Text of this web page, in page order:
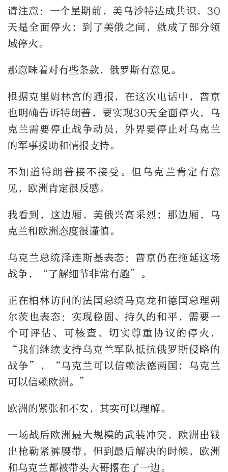
请注意：一个星期前，美乌沙特达成共识，30
天是全面停火；到了美俄之间，就成了部分领
域停火。
那意味着对有些条款，俄罗斯有意见。
根据克里姆林宫的通报，在这次电话中，普京
也明确告诉特朗普，要实现30天全面停火，乌
克兰需要停止战争动员，外界要停止对乌克兰
的军事援助和情报支持。
不知道特朗普接不接受。但乌克兰肯定有意
见，欧洲肯定很反感。
我看到，这边厢，美俄兴高采烈；那边厢，乌
克兰和欧洲态度很谨慎。
乌克兰总统泽连斯基表态：普京仍在拖延这场
战争，“了解细节非常有趣”。
正在柏林访问的法国总统马克龙和德国总理朔
尔茨也表态：实现稳固、持久的和平，需要一
个可评估、可核查、切实尊重协议的停火，
“我们继续支持乌克兰军队抵抗俄罗斯侵略的
战争”，“乌克兰可以信赖法德两国；乌克兰
可以信赖欧洲。”
欧洲的紧张和不安，其实可以理解。
一场战后欧洲最大规模的武装冲突，欧洲出钱
出枪勒紧裤腰带，但到最后解决的时候，欧洲
和乌克兰都被带头大哥撂在了一边。